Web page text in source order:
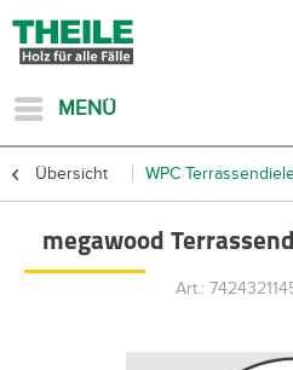
MENÜ
Übersicht WPC
megawood
Art.: